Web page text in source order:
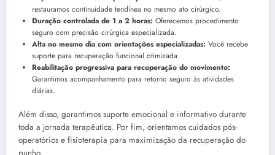
restauramos continuidade tendínea no mesmo ato cirúrgico.
Duração controlada de 1 a 2 horas: Oferecemos procedimento
seguro com precisão cirúrgica especializada.
Alta no mesmo dia com orientações especializadas: Você recebe
suporte para recuperação funcional otimizada.
Reabilitação progressiva para recuperação do movimento:
Garantimos acompanhamento para retorno seguro às atividades
diárias.
Além disso, garantimos suporte emocional e informativo durante
toda a jornada terapêutica. Por fim, orientamos cuidados pós-
operatórios e fisioterapia para maximização da recuperação do